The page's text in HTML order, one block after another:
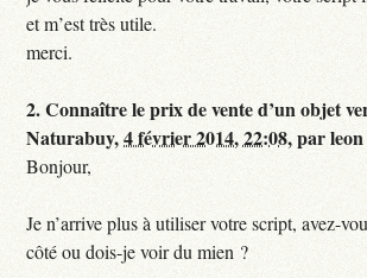
et m’est très utile.
merci.
2.Connaître le prix de vente d’un objet
Naturabuy,4 février 2014, 22:08,parleon
Bonjour,
Je n’arrive plus à utiliser votre script, avez-
côté ou dois-je voir du mien ?